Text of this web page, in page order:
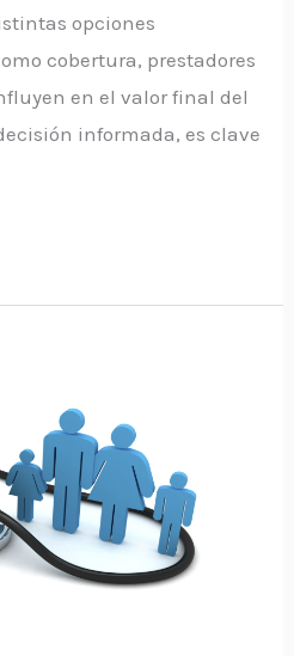
opciones
cobertura, prestadores
en el valor final del
informada, es clave